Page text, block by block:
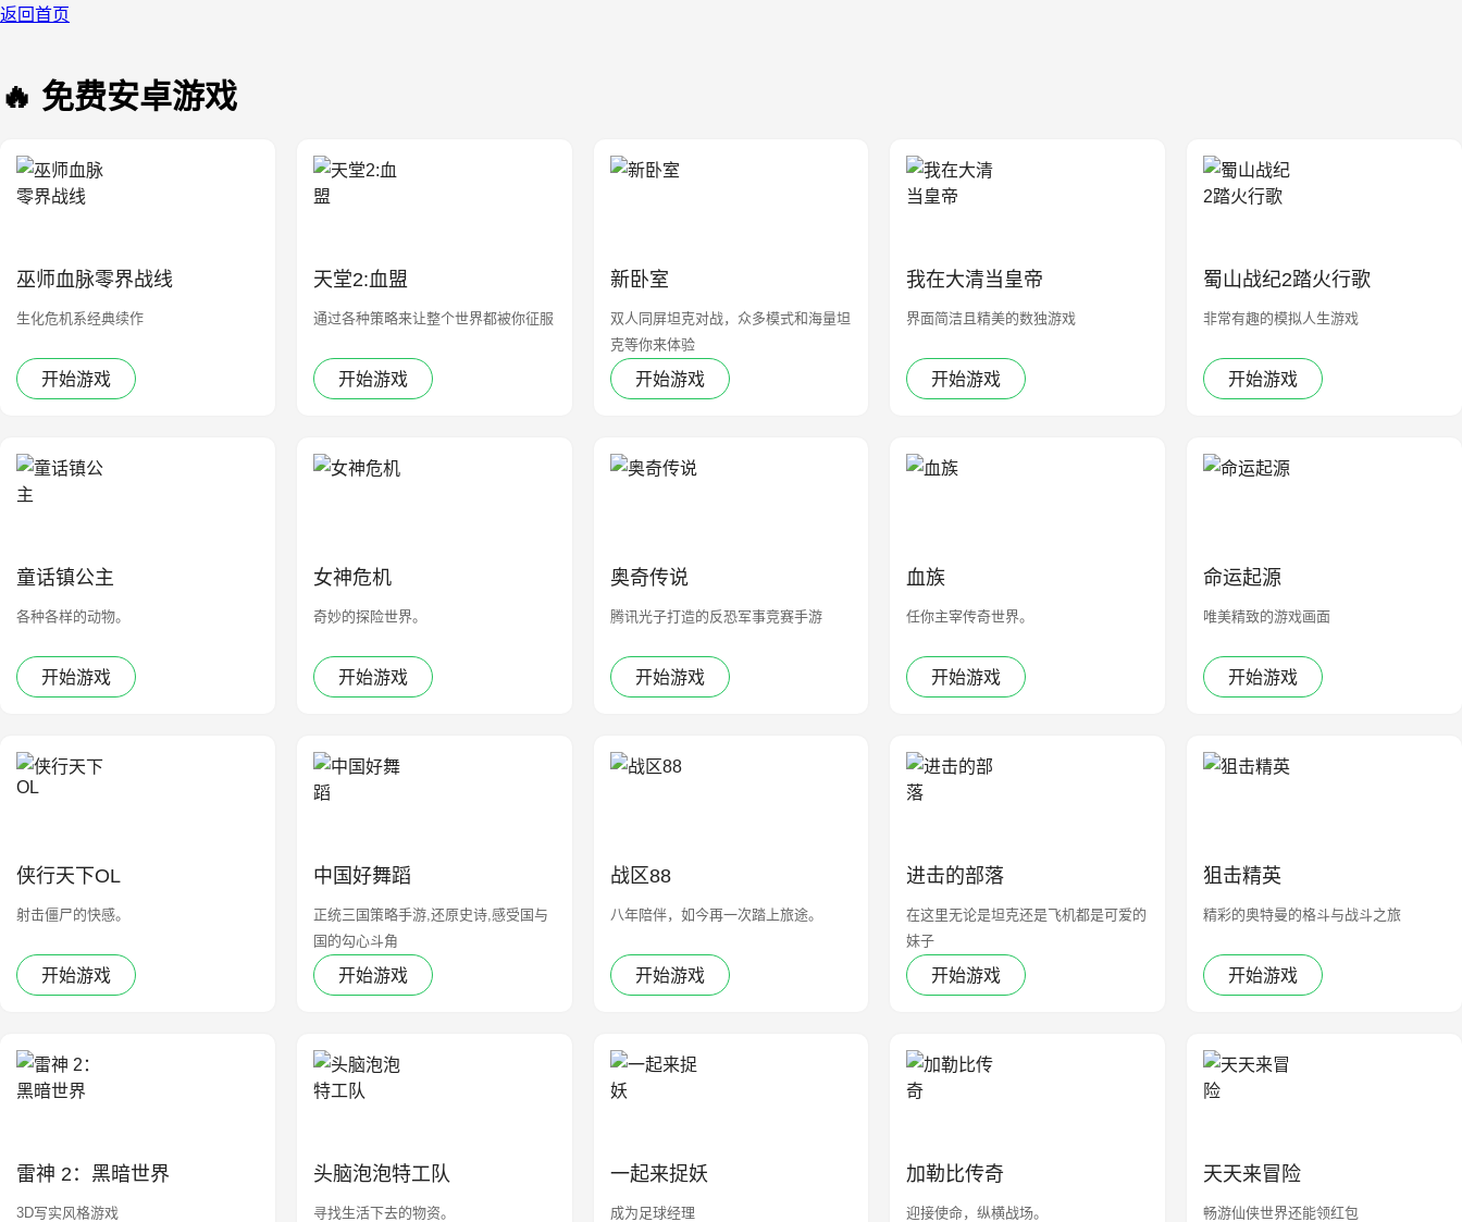
返回首页
🔥 免费安卓游戏
巫师血脉零界战线
生化危机系经典续作
开始游戏
天堂2:血盟
通过各种策略来让整个世界都被你征服
开始游戏
新卧室
双人同屏坦克对战，众多模式和海量坦
克等你来体验
开始游戏
我在大清当皇帝
界面简洁且精美的数独游戏
开始游戏
蜀山战纪2踏火行歌
非常有趣的模拟人生游戏
开始游戏
童话镇公主
各种各样的动物。
开始游戏
女神危机
奇妙的探险世界。
开始游戏
奥奇传说
腾讯光子打造的反恐军事竞赛手游
开始游戏
血族
任你主宰传奇世界。
开始游戏
命运起源
唯美精致的游戏画面
开始游戏
侠行天下OL
射击僵尸的快感。
开始游戏
中国好舞蹈
正统三国策略手游,还原史诗,感受国与
国的勾心斗角
开始游戏
战区88
八年陪伴，如今再一次踏上旅途。
开始游戏
进击的部落
在这里无论是坦克还是飞机都是可爱的
妹子
开始游戏
狙击精英
精彩的奥特曼的格斗与战斗之旅
开始游戏
雷神 2：黑暗世界
3D写实风格游戏
头脑泡泡特工队
寻找生活下去的物资。
一起来捉妖
成为足球经理
加勒比传奇
迎接使命，纵横战场。
天天来冒险
畅游仙侠世界还能领红包